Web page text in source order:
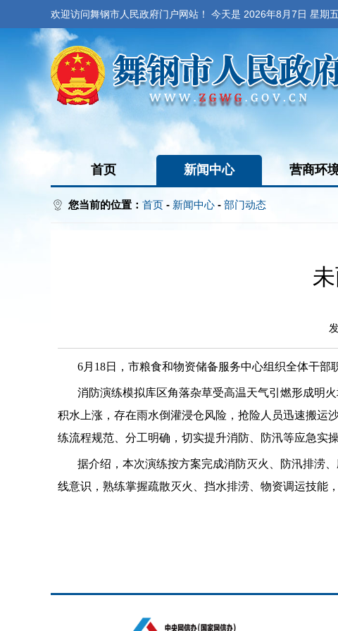
欢迎访问舞钢市人民政府门户网站！ 今天是 2026年8月7日 星期五
首页 新闻中心 营商环
您当前的位置： 首页 - 新闻中心 - 部门动态
6月18日，市粮食和物资储备服务中心组织全体干部
消防演练模拟库区角落杂草受高温天气引燃形成明
积水上涨，存在雨水倒灌浸仓风险，抢险人员迅速搬运
练流程规范、分工明确，切实提升消防、防汛等应急实
据介绍，本次演练按方案完成消防灭火、防汛排涝
线意识，熟练掌握疏散灭火、挡水排涝、物资调运技能